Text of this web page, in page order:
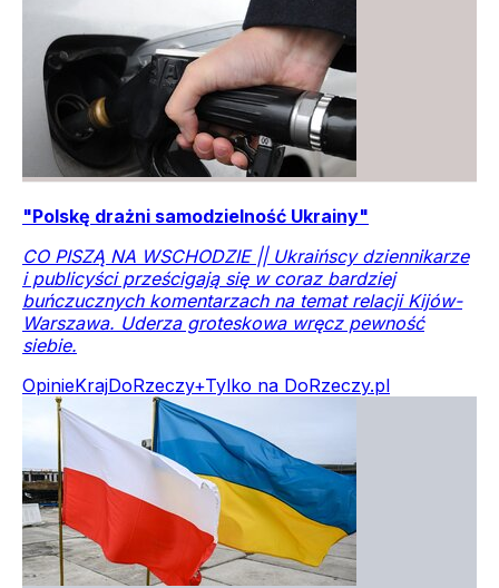
"Polskę drażni samodzielność Ukrainy"
CO PISZĄ NA WSCHODZIE || Ukraińscy dziennikarze
i publicyści prześcigają się w coraz bardziej
buńczucznych komentarzach na temat relacji Kijów-
Warszawa. Uderza groteskowa wręcz pewność
siebie.
OpinieKrajDoRzeczy+Tylko na DoRzeczy.pl